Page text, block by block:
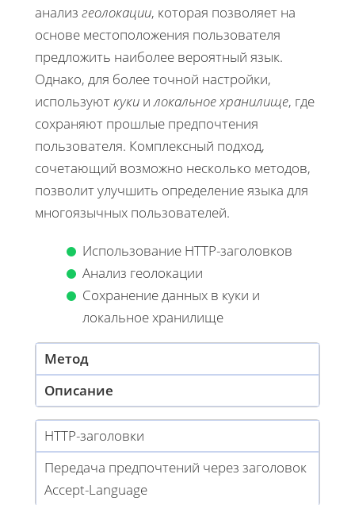
анализ геолокации, которая позволяет на
основе местоположения пользователя
предложить наиболее вероятный язык.
Однако, для более точной настройки,
используюткуки илокальное хранилище, где
сохраняют прошлые предпочтения
пользователя. Комплексный подход,
сочетающий возможно несколько методов,
позволит улучшить определение языка для
многоязычных пользователей.
Использование HTTP-заголовков
Анализ геолокации
Сохранение данных в куки и
локальное хранилище
Метод
Описание
HTTP-заголовки
Передача предпочтений через заголовок
Accept-Language